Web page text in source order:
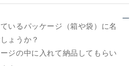
いるパッケージ（箱や袋）に名
ょうか？
ジの中に入れて納品してもらい